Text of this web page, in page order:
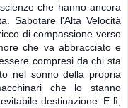
che hanno ancora
Sabotare l'Alta Velocità
di compassione verso
che va abbracciato e
compresi da chi sta
nel sonno della propria
che lo stanno
destinazione. E lì,